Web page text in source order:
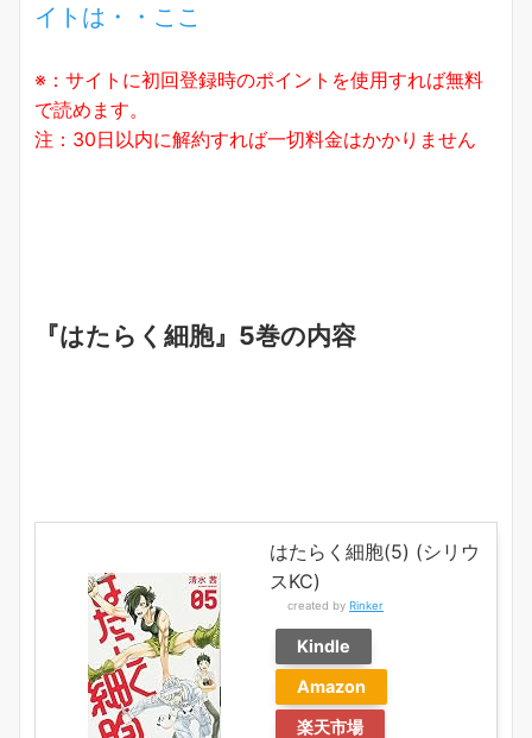
イトは・・ここ
※：サイトに初回登録時のポイントを使用すれば無料
で読めます。
注：30日以内に解約すれば一切料金はかかりません
『はたらく細胞』5巻の内容
はたらく細胞(5) (シリウ
スKC)
created by Rinker
Kindle
Amazon
楽天市場